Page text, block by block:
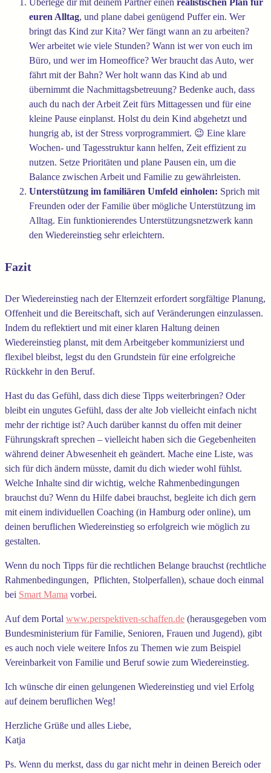
euren Alltag, und plane dabei genügend Puffer ein. Wer
bringt das Kind zur Kita? Wer fängt wann an zu arbeiten?
Wer arbeitet wie viele Stunden? Wann ist wer von euch im
Büro, und wer im Homeoffice? Wer braucht das Auto, wer
fährt mit der Bahn? Wer holt wann das Kind ab und
übernimmt die Nachmittagsbetreuung? Bedenke auch, dass
auch du nach der Arbeit Zeit fürs Mittagessen und für eine
kleine Pause einplanst. Holst du dein Kind abgehetzt und
hungrig ab, ist der Stress vorprogrammiert. 😉 Eine klare
Wochen- und Tagesstruktur kann helfen, Zeit effizient zu
nutzen. Setze Prioritäten und plane Pausen ein, um die
Balance zwischen Arbeit und Familie zu gewährleisten.
Unterstützung im familiären Umfeld einholen: Sprich mit
Freunden oder der Familie über mögliche Unterstützung im
Alltag. Ein funktionierendes Unterstützungsnetzwerk kann
den Wiedereinstieg sehr erleichtern.
Fazit
Der Wiedereinstieg nach der Elternzeit erfordert sorgfältige Planung,
Offenheit und die Bereitschaft, sich auf Veränderungen einzulassen.
Indem du reflektiert und mit einer klaren Haltung deinen
Wiedereinstieg planst, mit dem Arbeitgeber kommunizierst und
flexibel bleibst, legst du den Grundstein für eine erfolgreiche
Rückkehr in den Beruf.
Hast du das Gefühl, dass dich diese Tipps weiterbringen? Oder
bleibt ein ungutes Gefühl, dass der alte Job vielleicht einfach nicht
mehr der richtige ist? Auch darüber kannst du offen mit deiner
Führungskraft sprechen – vielleicht haben sich die Gegebenheiten
während deiner Abwesenheit eh geändert. Mache eine Liste, was
sich für dich ändern müsste, damit du dich wieder wohl fühlst.
Welche Inhalte sind dir wichtig, welche Rahmenbedingungen
brauchst du? Wenn du Hilfe dabei brauchst, begleite ich dich gern
mit einem individuellen Coaching (in Hamburg oder online), um
deinen beruflichen Wiedereinstieg so erfolgreich wie möglich zu
gestalten.
Wenn du noch Tipps für die rechtlichen Belange brauchst (rechtliche
Rahmenbedingungen, Pflichten, Stolperfallen), schaue doch einmal
bei Smart Mama vorbei.
Auf dem Portal www.perspektiven-schaffen.de (herausgegeben vom
Bundesministerium für Familie, Senioren, Frauen und Jugend), gibt
es auch noch viele weitere Infos zu Themen wie zum Beispiel
Vereinbarkeit von Familie und Beruf sowie zum Wiedereinstieg.
Ich wünsche dir einen gelungenen Wiedereinstieg und viel Erfolg
auf deinem beruflichen Weg!
Herzliche Grüße und alles Liebe,
Katja
Ps. Wenn du merkst, dass du gar nicht mehr in deinen Bereich oder